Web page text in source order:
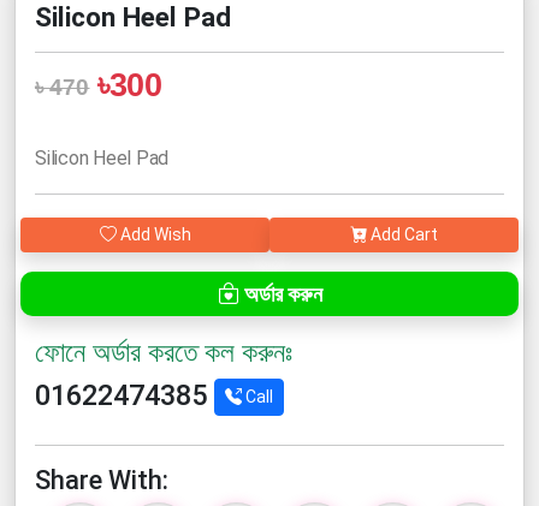
Silicon Heel Pad
৳ 470 ৳300
Silicon Heel Pad
Add Wish Add Cart
অর্ডার করুন
ফোনে অর্ডার করতে কল করুনঃ
01622474385
Call
Share With: